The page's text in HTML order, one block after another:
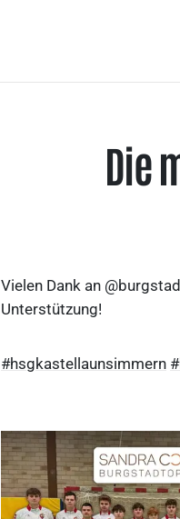
Die
Vielen Dank an
Unterstützung!
#hsgkastellaunsimmern